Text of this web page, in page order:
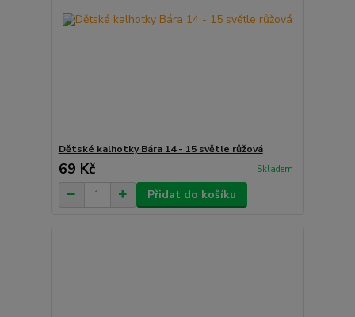
Dětské kalhotky Bára 14 - 15 světle růžová
69 Kč Skladem
Přidat do košíku